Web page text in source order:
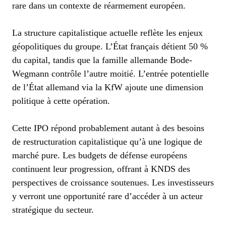
rare dans un contexte de réarmement européen.
La structure capitalistique actuelle reflète les enjeux
géopolitiques du groupe. L’État français détient 50 %
du capital, tandis que la famille allemande Bode-
Wegmann contrôle l’autre moitié. L’entrée potentielle
de l’État allemand via la KfW ajoute une dimension
politique à cette opération.
Cette IPO répond probablement autant à des besoins
de restructuration capitalistique qu’à une logique de
marché pure. Les budgets de défense européens
continuent leur progression, offrant à KNDS des
perspectives de croissance soutenues. Les investisseurs
y verront une opportunité rare d’accéder à un acteur
stratégique du secteur.